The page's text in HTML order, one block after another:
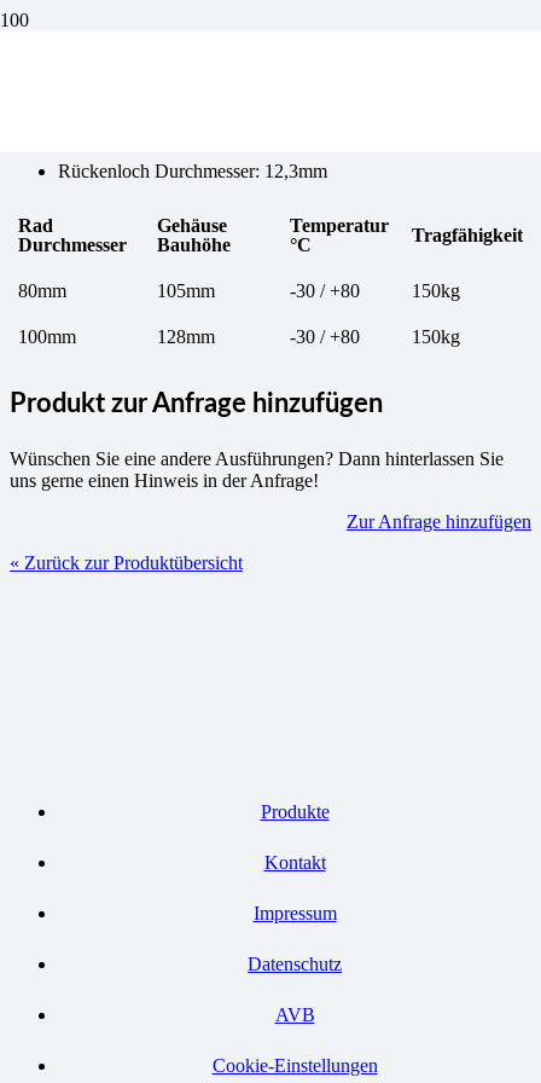
Rückenloch Durchmesser: 12,3mm
Rad
Durchmesser
Gehäuse
Bauhöhe
Temperatur
°C
Tragfähigkeit
80mm 105mm -30 / +80 150kg
100mm 128mm -30 / +80 150kg
Produkt zur Anfrage hinzufügen
Wünschen Sie eine andere Ausführungen? Dann hinterlassen Sie
uns gerne einen Hinweis in der Anfrage!
Zur Anfrage hinzufügen
« Zurück zur Produktübersicht
Produkte
Kontakt
Impressum
Datenschutz
AVB
Cookie-Einstellungen